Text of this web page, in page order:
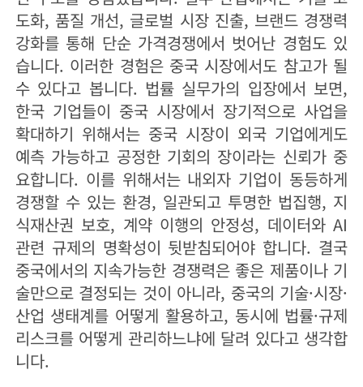
도화, 품질 개선, 글로벌 시장 진출, 브랜드 경쟁력
강화를 통해 단순 가격경쟁에서 벗어난 경험도 있
습니다. 이러한 경험은 중국 시장에서도 참고가 될
수 있다고 봅니다. 법률 실무가의 입장에서 보면,
한국 기업들이 중국 시장에서 장기적으로 사업을
확대하기 위해서는 중국 시장이 외국 기업에게도
예측 가능하고 공정한 기회의 장이라는 신뢰가 중
요합니다. 이를 위해서는 내외자 기업이 동등하게
경쟁할 수 있는 환경, 일관되고 투명한 법집행, 지
식재산권 보호, 계약 이행의 안정성, 데이터와 AI
관련 규제의 명확성이 뒷받침되어야 합니다. 결국
중국에서의 지속가능한 경쟁력은 좋은 제품이나 기
술만으로 결정되는 것이 아니라, 중국의 기술·시장·
산업 생태계를 어떻게 활용하고, 동시에 법률·규제
리스크를 어떻게 관리하느냐에 달려 있다고 생각합
니다.